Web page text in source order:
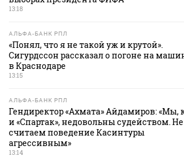
13:18
АЛЬФА-БАНК РПЛ
«Понял, что я не такой уж и крутой».
Сигурдссон рассказал о погоне на
в Краснодаре
13:15
АЛЬФА-БАНК РПЛ
Гендиректор «Ахмата» Айдамиров: «Мы,
и «Спартак», недовольны судейством. Не
считаем поведение Касинтуры
агрессивным»
13:14